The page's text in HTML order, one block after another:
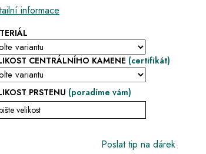
CENTRÁLNÍHO KAMENE (certifikát)
PRSTENU (poradíme vám)
informace
Poslat tip na dárek